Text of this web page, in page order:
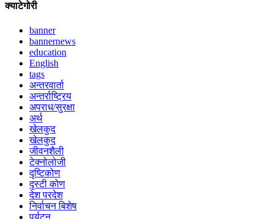
क्याटेगोरी
banner
bannernews
education
English
tags
अन्तरवार्ता
अन्तर्राष्ट्रिय
अपराध/सुरक्षा
अर्थ
खेलकुद
खेलकुद
जीवनशैली
टेक्नोलोजी
दृष्टिकोण
दृस्टी कोण
देश परदेश
निर्वाचन बिशेष
पर्यटन